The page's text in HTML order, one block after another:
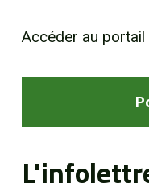
Accéder au portail